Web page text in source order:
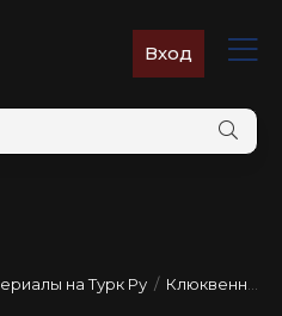
Вход
на Турк Ру / Клюквенный щербет